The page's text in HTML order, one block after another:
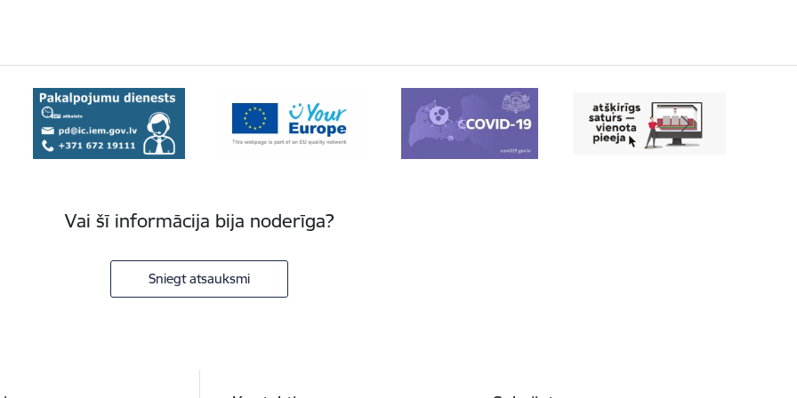
Vai šī informācija bija noderīga?
Sniegt atsauksmi